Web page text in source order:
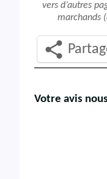
vers d’autres
marchands
Votre avis